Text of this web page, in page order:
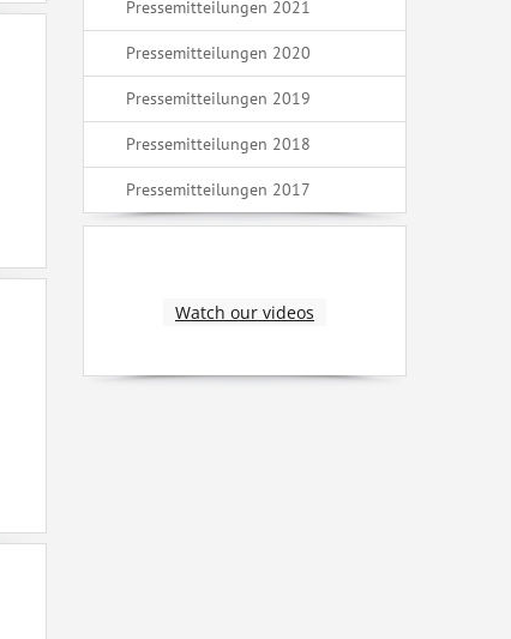
Pressemitteilungen 2021
Pressemitteilungen 2020
Pressemitteilungen 2019
Pressemitteilungen 2018
Pressemitteilungen 2017
Watch our videos